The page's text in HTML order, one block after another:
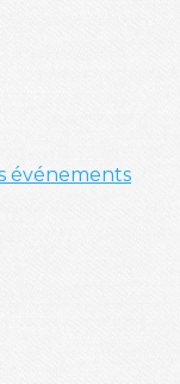
événements